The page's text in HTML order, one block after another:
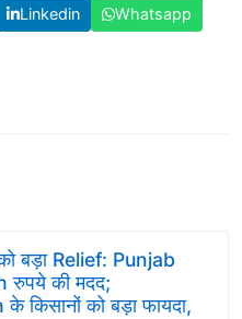
Linkedin
Whatsapp
बड़ा Relief: Punjab
रुपये की मदद;
को बड़ा फायदा,